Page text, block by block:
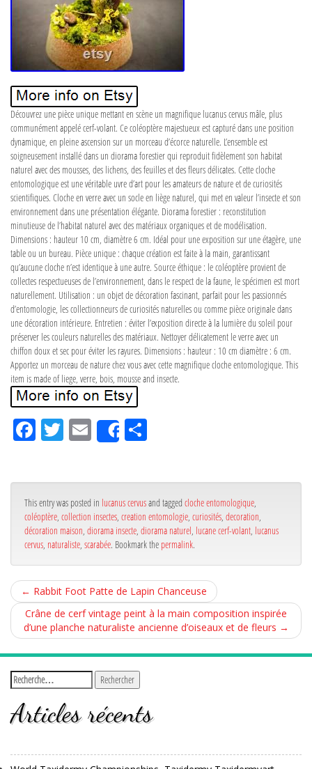
Découvrez une pièce unique mettant en scène un magnifique lucanus cervus mâle, plus
communément appelé cerf-volant. Ce coléoptère majestueux est capturé dans une position
dynamique, en pleine ascension sur un morceau d’écorce naturelle. L’ensemble est
soigneusement installé dans un diorama forestier qui reproduit fidèlement son habitat
naturel avec des mousses, des lichens, des feuilles et des fleurs délicates. Cette cloche
entomologique est une véritable uvre d’art pour les amateurs de nature et de curiosités
scientifiques. Cloche en verre avec un socle en liège naturel, qui met en valeur l’insecte et son
environnement dans une présentation élégante. Diorama forestier : reconstitution
minutieuse de l’habitat naturel avec des matériaux organiques et de modélisation.
Dimensions : hauteur 10 cm, diamètre 6 cm. Idéal pour une exposition sur une étagère, une
table ou un bureau. Pièce unique : chaque création est faite à la main, garantissant
qu’aucune cloche n’est identique à une autre. Source éthique : le coléoptère provient de
collectes respectueuses de l’environnement, dans le respect de la faune, le spécimen est mort
naturellement. Utilisation : un objet de décoration fascinant, parfait pour les passionnés
d’entomologie, les collectionneurs de curiosités naturelles ou comme pièce originale dans
une décoration intérieure. Entretien : éviter l’exposition directe à la lumière du soleil pour
préserver les couleurs naturelles des matériaux. Nettoyer délicatement le verre avec un
chiffon doux et sec pour éviter les rayures. Dimensions : hauteur : 10 cm diamètre : 6 cm.
Apportez un morceau de nature chez vous avec cette magnifique cloche entomologique. This
item is made of liege, verre, bois, mousse and insecte.
Fa
ce
ok
Tw
itt
Em
ail
Share
r
This entry was posted in lucanus cervusand tagged cloche entomologique
coléoptère collection insectes creation entomologie curiosités decoration
décoration maison diorama insecte diorama naturel lucane cerf-volant lucanus
cervus naturaliste scarabée. Bookmark the permalink.
← Rabbit Foot Patte de Lapin Chanceuse
Crâne de cerf vintage peint à la main composition inspirée
d’une planche naturaliste ancienne d’oiseaux et de fleurs →
Articles récents